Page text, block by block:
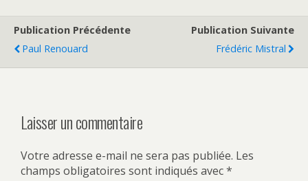
Publication Précédente
Paul Renouard
Publication Suivante
Frédéric Mistral
Laisser un commentaire
Votre adresse e-mail ne sera pas publiée. Les
champs obligatoires sont indiqués avec*